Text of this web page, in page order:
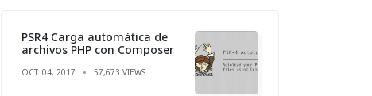
PSR4 Carga automática de
archivos PHP con Composer
OCT. 04, 2017 57,673 VIEWS